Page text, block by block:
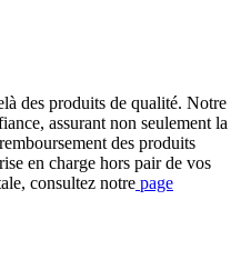
des produits de qualité. Notre
assurant non seulement la
des produits
en charge hors pair de vos
consultez notre page